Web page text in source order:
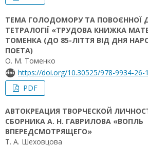
ТЕМА ГОЛОДОМОРУ ТА ПОВОЄННОЇ
ТЕТРАЛОГІЇ «ТРУДОВА КНИЖКА
ТОМЕНКА (ДО 85-ЛІТТЯ ВІД ДНЯ
ПОЕТА)
О. М. Томенко
https://doi.org/10.30525/978-9934-26-
PDF
АВТОКРЕАЦИЯ ТВОРЧЕСКОЙ
СБОРНИКА А. Н. ГАВРИЛОВА «ВОПЛЬ
ВПЕРЕДСМОТРЯЩЕГО»
Т. А. Шеховцова